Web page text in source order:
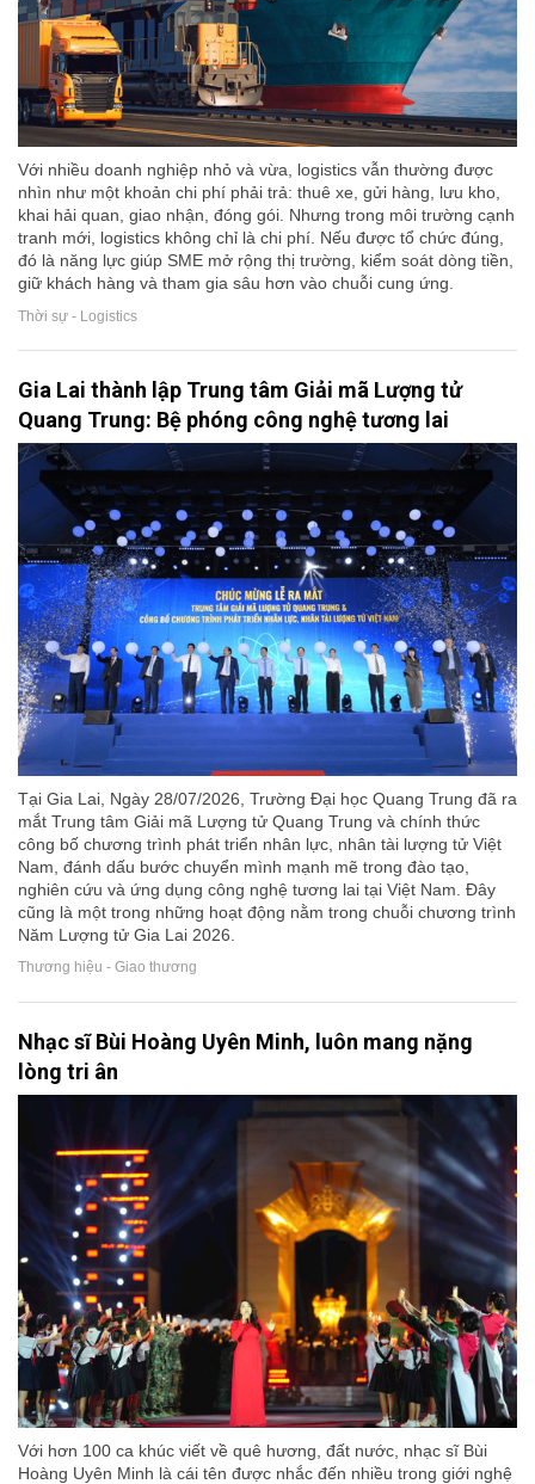
Với nhiều doanh nghiệp nhỏ và vừa, logistics vẫn thường được
nhìn như một khoản chi phí phải trả: thuê xe, gửi hàng, lưu kho,
khai hải quan, giao nhận, đóng gói. Nhưng trong môi trường cạnh
tranh mới, logistics không chỉ là chi phí. Nếu được tổ chức đúng,
đó là năng lực giúp SME mở rộng thị trường, kiểm soát dòng tiền,
giữ khách hàng và tham gia sâu hơn vào chuỗi cung ứng.
Thời sự - Logistics
Gia Lai thành lập Trung tâm Giải mã Lượng tử
Quang Trung: Bệ phóng công nghệ tương lai
Tại Gia Lai, Ngày 28/07/2026, Trường Đại học Quang Trung đã ra
mắt Trung tâm Giải mã Lượng tử Quang Trung và chính thức
công bố chương trình phát triển nhân lực, nhân tài lượng tử Việt
Nam, đánh dấu bước chuyển mình mạnh mẽ trong đào tạo,
nghiên cứu và ứng dụng công nghệ tương lai tại Việt Nam. Đây
cũng là một trong những hoạt động nằm trong chuỗi chương trình
Năm Lượng tử Gia Lai 2026.
Thương hiệu - Giao thương
Nhạc sĩ Bùi Hoàng Uyên Minh, luôn mang nặng
lòng tri ân
Với hơn 100 ca khúc viết về quê hương, đất nước, nhạc sĩ Bùi
Hoàng Uyên Minh là cái tên được nhắc đến nhiều trong giới nghệ